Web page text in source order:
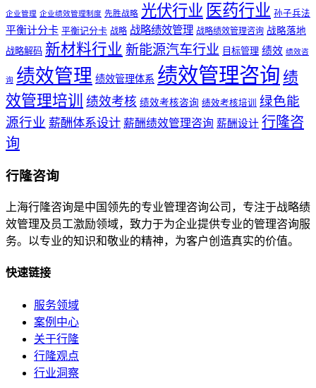
企业管理 企业绩效管理制度 先胜战略 光伏行业 医药行业 孙子兵法
平衡计分卡 平衡记分卡 战略 战略绩效管理 战略绩效管理咨询 战略落地
战略解码 新材料行业 新能源汽车行业 目标管理 绩效 绩效咨
询 绩效管理 绩效管理体系 绩效管理咨询 绩
效管理培训
绩效考核 绩效考核咨询 绩效考核培训
绿色能
源行业 薪酬体系设计 薪酬绩效管理咨询 薪酬设计 行隆咨
询
行隆咨询
上海行隆咨询是中国领先的专业管理咨询公司，专注于战略绩
效管理及员工激励领域，致力于为企业提供专业的管理咨询服
务。以专业的知识和敬业的精神，为客户创造真实的价值。
快速链接
服务领域
案例中心
关于行隆
行隆观点
行业洞察